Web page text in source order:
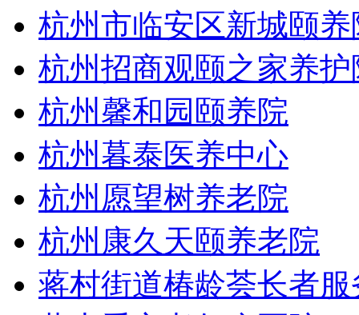
杭州市临安区新城颐养
杭州招商观颐之家养护
杭州馨和园颐养院
杭州暮泰医养中心
杭州愿望树养老院
杭州康久天颐养老院
蒋村街道椿龄荟长者